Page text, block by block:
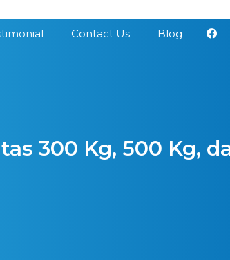
Contact Us Blog
300 Kg, 500 Kg,